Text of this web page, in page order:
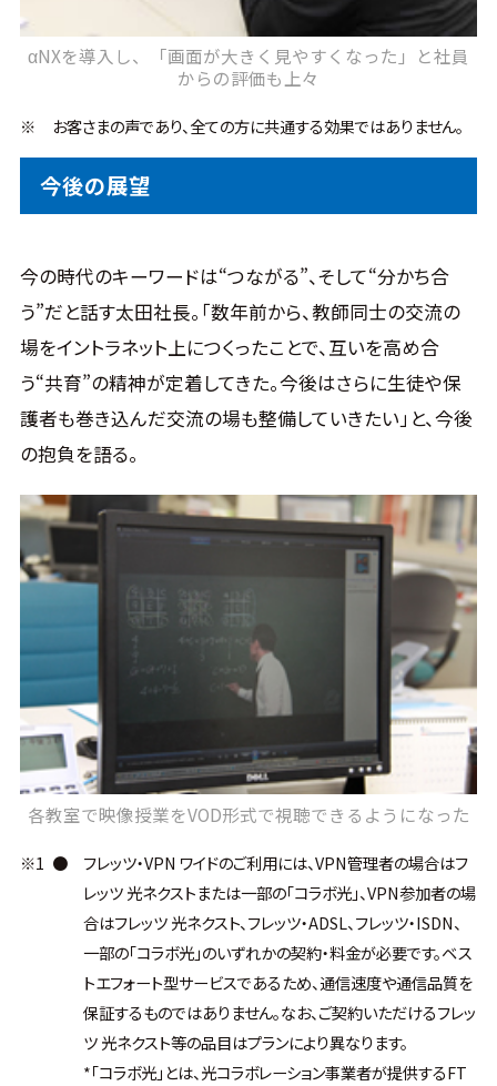
αNXを導入し、「画面が大きく見やすくなった」と社員
からの評価も上々
※ お客さまの声であり、全ての方に共通する効果ではありません。
今後の展望
今の時代のキーワードは“つながる”、そして“分かち合
う”だと話す太田社長。「数年前から、教師同士の交流の
場をイントラネット上につくったことで、互いを高め合
う“共育”の精神が定着してきた。今後はさらに生徒や保
護者も巻き込んだ交流の場も整備していきたい」と、今後
の抱負を語る。
各教室で映像授業をVOD形式で視聴できるようになった
※1 ●
フレッツ・VPN ワイドのご利用には、VPN管理者の場合はフ
レッツ 光ネクストまたは一部の「コラボ光」、VPN参加者の場
合はフレッツ 光ネクスト、フレッツ・ADSL、フレッツ・ISDN、
一部の「コラボ光」のいずれかの契約・料金が必要です。ベス
トエフォート型サービスであるため、通信速度や通信品質を
保証するものではありません。なお、ご契約いただけるフレッ
ツ 光ネクスト等の品目はプランにより異なります。
*「コラボ光」とは、光コラボレーション事業者が提供するFT